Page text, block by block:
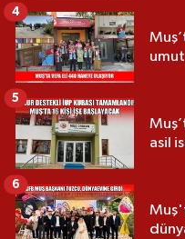
4
asil
5
6